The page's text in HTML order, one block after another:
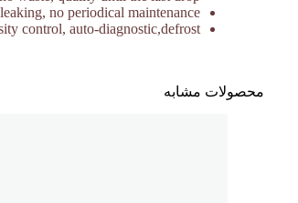
no periodical maintenance
control, auto-diagnostic,defrost
محصولات مشابه